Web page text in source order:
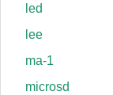
led
lee
ma-1
microsd